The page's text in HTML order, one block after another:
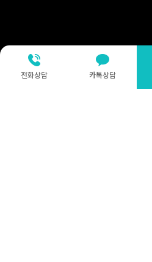
전화상담 카톡상담